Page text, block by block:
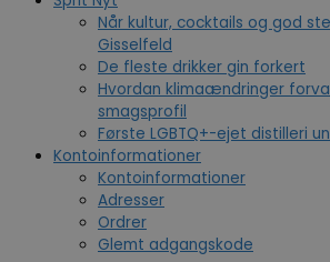
Når kultur, cocktails og god
Gisselfeld
De fleste drikker gin forkert
Hvordan klimaændringer
smagsprofil
Første LGBTQ+-ejet distilleri
Kontoinformationer
Kontoinformationer
Adresser
Ordrer
Glemt adgangskode